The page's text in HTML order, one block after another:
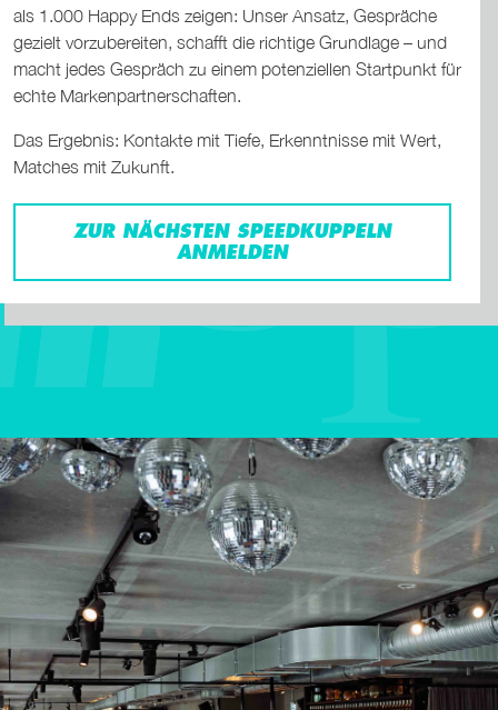
als 1.000 Happy Ends zeigen: Unser Ansatz, Gespräche
gezielt vorzubereiten, schafft die richtige Grundlage – und
macht jedes Gespräch zu einem potenziellen Startpunkt für
echte Markenpartnerschaften.
Das Ergebnis: Kontakte mit Tiefe, Erkenntnisse mit Wert,
Matches mit Zukunft.
ZUR NÄCHSTEN SPEEDKUPPELN
ANMELDEN